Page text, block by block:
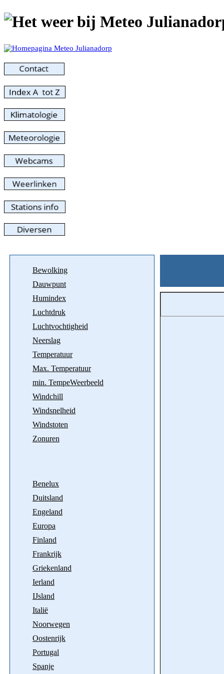
Bewolking
Dauwpunt
Humindex
Luchtdruk
Luchtvochtigheid
Neerslag
Temperatuur
Max. Temperatuur
min. TempeWeerbeeld
Windchill
Windsnelheid
Windstoten
Zonuren
Benelux
Duitsland
Engeland
Europa
Finland
Frankrijk
Griekenland
Ierland
IJsland
Italië
Noorwegen
Oostenrijk
Portugal
Spanje